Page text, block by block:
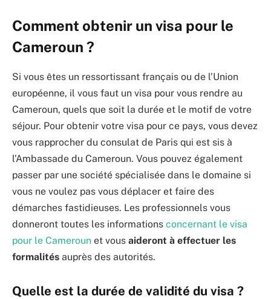
Comment obtenir un visa pour le
Cameroun ?
Si vous êtes un ressortissant français ou de l’Union
européenne, il vous faut un visa pour vous rendre au
Cameroun, quels que soit la durée et le motif de votre
séjour. Pour obtenir votre visa pour ce pays, vous devez
vous rapprocher du consulat de Paris qui est sis à
l’Ambassade du Cameroun. Vous pouvez également
passer par une société spécialisée dans le domaine si
vous ne voulez pas vous déplacer et faire des
démarches fastidieuses. Les professionnels vous
donneront toutes les informations concernant le visa
pour le Cameroun et vous aideront à effectuer les
formalités auprès des autorités.
Quelle est la durée de validité du visa ?